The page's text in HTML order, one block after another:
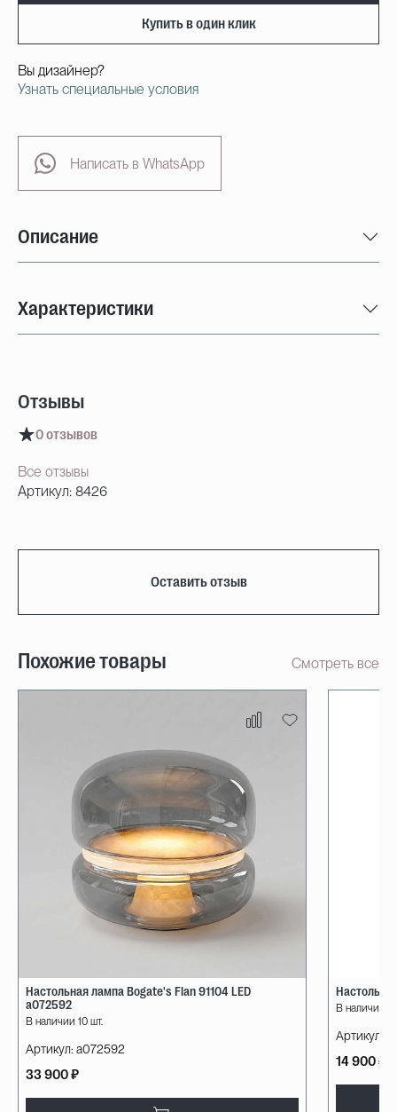
Купить в один клик
Вы дизайнер?
Узнать специальные условия
Написать в WhatsApp
Описание
Характеристики
Отзывы
0 отзывов
Все отзывы
Артикул: 8426
Оставить отзыв
Похожие товары Смотреть все
Настольная лампа Bogate's Flan 91104 LED
a072592
В наличии 10 шт.
Артикул: a072592
33 900 ₽
В наличии
Артикул:
14 900 ₽